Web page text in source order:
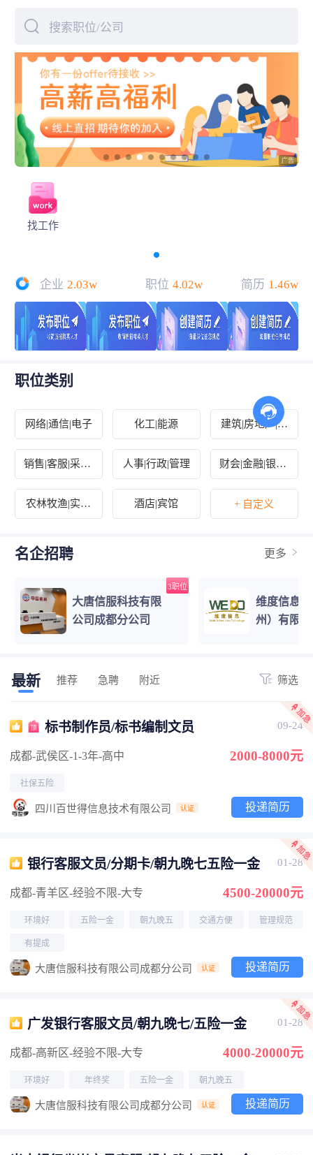
搜索职位/公司
找工作
企业 2.03w 职位 4.02w 简历 1.46w
职位类别
网络|通信|电子 化工|能源 建筑|房地产|装
修|物业
销售|客服|采购|
淘宝
人事|行政|管理 财会|金融|银行|
保险
农林牧渔|实习
酒店|宾馆 + 自定义
名企招聘 更多
大唐信服科技有限
公司成都分公司
3职位
维度信息
州）有限
最新 推荐 急聘 附近 筛选
标书制作员/标书编制文员 09-24
成都-武侯区-1-3年-高中 2000-8000元
社保五险
四川百世得信息技术有限公司 认证 投递简历
银行客服文员/分期卡/朝九晚七五险一金 01-28
成都-青羊区-经验不限-大专 4500-20000元
环境好 五险一金 朝九晚五 交通方便 管理规范
有提成
大唐信服科技有限公司成都分公司 认证 投递简历
广发银行客服文员/朝九晚七/五险一金 01-28
成都-高新区-经验不限-大专 4000-20000元
环境好 年终奖 五险一金 朝九晚五
大唐信服科技有限公司成都分公司 认证 投递简历